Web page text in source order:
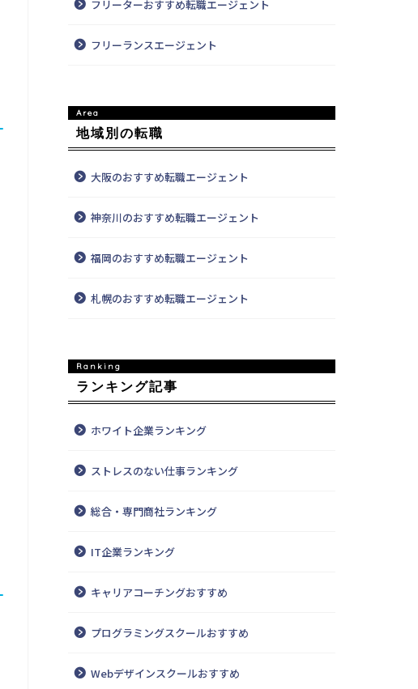
フリーターおすすめ転職エージェント
フリーランスエージェント
地域別の転職
大阪のおすすめ転職エージェント
神奈川のおすすめ転職エージェント
福岡のおすすめ転職エージェント
札幌のおすすめ転職エージェント
ランキング記事
ホワイト企業ランキング
ストレスのない仕事ランキング
総合・専門商社ランキング
IT企業ランキング
キャリアコーチングおすすめ
プログラミングスクールおすすめ
Webデザインスクールおすすめ